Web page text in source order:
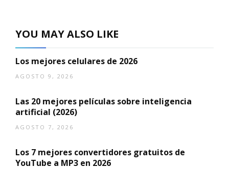
YOU MAY ALSO LIKE
Los mejores celulares de 2026
AGOSTO 9, 2026
Las 20 mejores películas sobre inteligencia
artificial (2026)
AGOSTO 7, 2026
Los 7 mejores convertidores gratuitos de
YouTube a MP3 en 2026